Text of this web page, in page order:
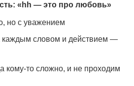
«hh — это про любовь»
но с уважением
каждым словом и действием —
кому-то сложно, и не проходим